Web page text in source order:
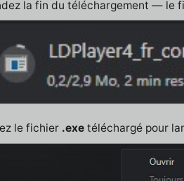
la fin du téléchargement — le
le fichier .exe téléchargé pour